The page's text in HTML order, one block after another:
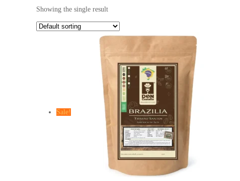
Showing the single result
Sale!